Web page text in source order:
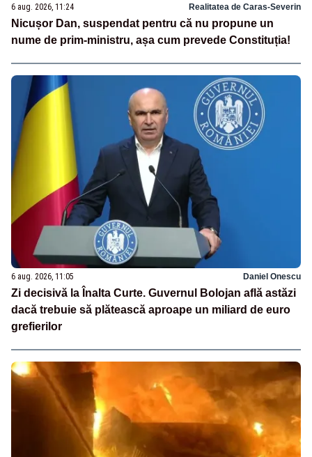
6 aug. 2026, 11:24 Realitatea de Caras-Severin
Nicușor Dan, suspendat pentru că nu propune un
nume de prim-ministru, așa cum prevede Constituția!
6 aug. 2026, 11:05 Daniel Onescu
Zi decisivă la Înalta Curte. Guvernul Bolojan află astăzi
dacă trebuie să plătească aproape un miliard de euro
grefierilor